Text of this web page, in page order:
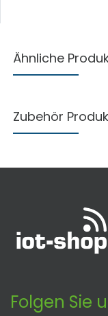
Ähnliche
Zubehör
Folgen Sie